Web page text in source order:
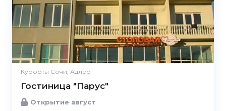
Курорты Сочи, Адлер
Гостиница "Парус"
Открытие август